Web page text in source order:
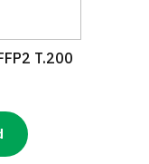
T.200